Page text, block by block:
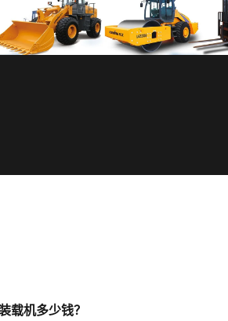
载机多少钱？